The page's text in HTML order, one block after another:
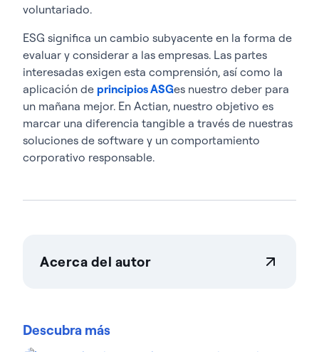
voluntariado.
ESG significa un cambio subyacente en la forma de
evaluar y considerar a las empresas. Las partes
interesadas exigen esta comprensión, así como la
aplicación de principios ASGes nuestro deber para
un mañana mejor. En Actian, nuestro objetivo es
marcar una diferencia tangible a través de nuestras
soluciones de software y un comportamiento
corporativo responsable.
Acerca del autor
de marketing con un enfoque basado en los datos.
Descubra más